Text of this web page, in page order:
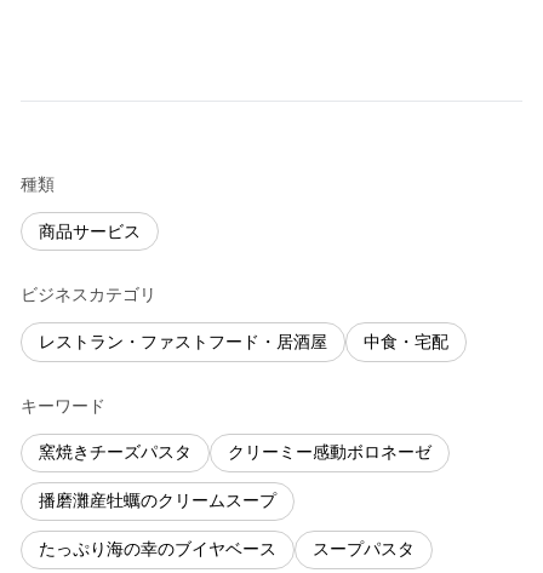
種類
商品サービス
ビジネスカテゴリ
レストラン・ファストフード・居酒屋 中食・宅配
キーワード
窯焼きチーズパスタ クリーミー感動ボロネーゼ
播磨灘産牡蠣のクリームスープ
たっぷり海の幸のブイヤベース スープパスタ